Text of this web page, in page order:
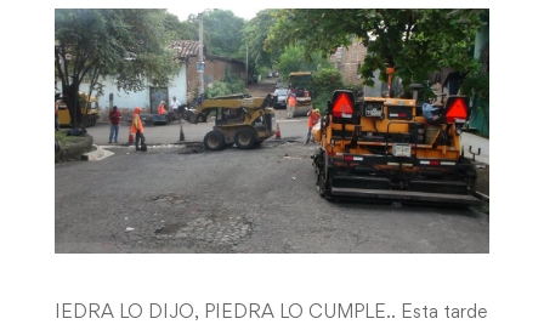
IEDRA LO DIJO, PIEDRA LO CUMPLE.. Esta tarde